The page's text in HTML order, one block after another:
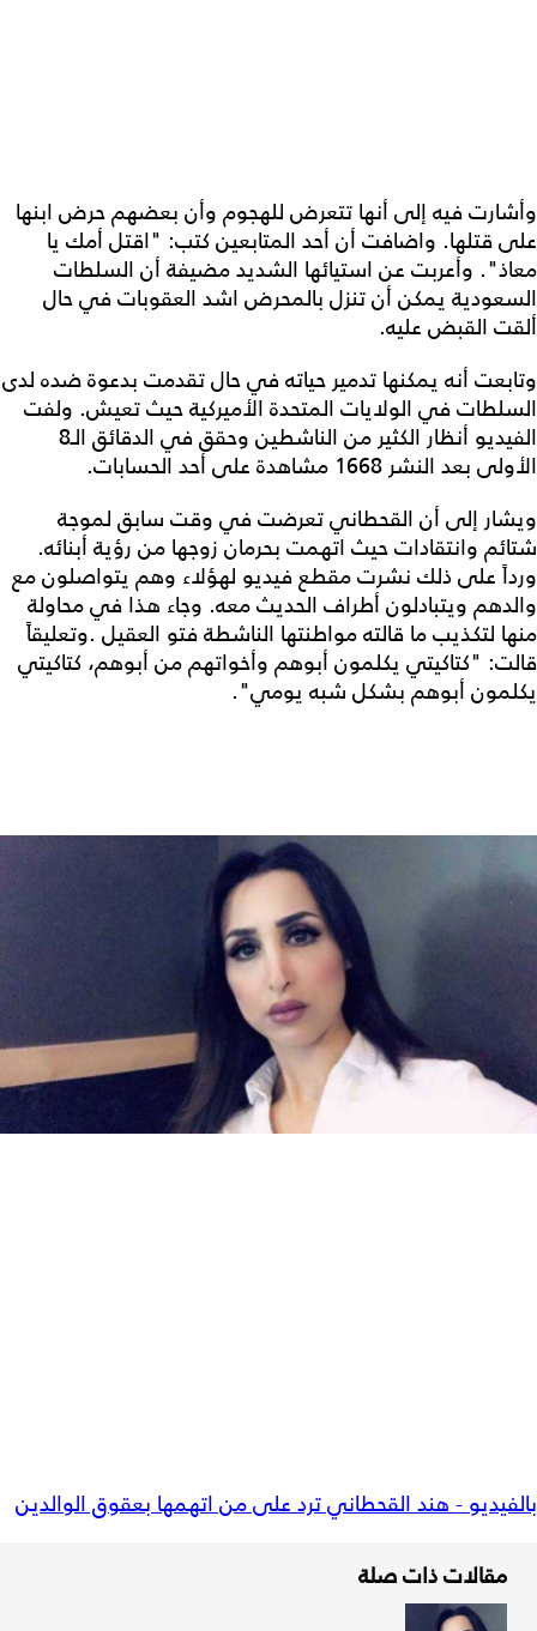
وأشارت فيه إلى أنها تتعرض للهجوم وأن بعضهم حرض ابنها
على قتلها. واضافت أن أحد المتابعين كتب: "اقتل أمك يا
معاذ". وأعربت عن استيائها الشديد مضيفة أن السلطات
السعودية يمكن أن تنزل بالمحرض اشد العقوبات في حال
ألقت القبض عليه.
وتابعت أنه يمكنها تدمير حياته في حال تقدمت بدعوة ضده لدى
السلطات في الولايات المتحدة الأميركية حيث تعيش. ولفت
الفيديو أنظار الكثير من الناشطين وحقق في الدقائق الـ8
الأولى بعد النشر 1668 مشاهدة على أحد الحسابات.
ويشار إلى أن القحطاني تعرضت في وقت سابق لموجة
شتائم وانتقادات حيث اتهمت بحرمان زوجها من رؤية أبنائه.
ورداً على ذلك نشرت مقطع فيديو لهؤلاء وهم يتواصلون مع
والدهم ويتبادلون أطراف الحديث معه. وجاء هذا في محاولة
منها لتكذيب ما قالته مواطنتها الناشطة فتو العقيل .وتعليقاً
قالت: "كتاكيتي يكلمون أبوهم وأخواتهم من أبوهم، كتاكيتي
يكلمون أبوهم بشكل شبه يومي".
بالفيديو - هند القحطاني ترد على من اتهمها بعقوق الوالدين
مقالات ذات صلة